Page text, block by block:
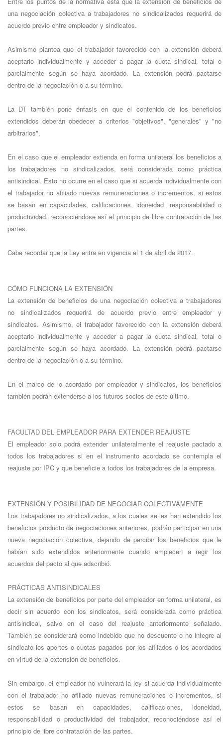
una negociación colectiva a trabajadores no sindicalizados requerirá de
acuerdo previo entre empleador y sindicatos.
Asimismo plantea que el trabajador favorecido con la extensión deberá
aceptarlo individualmente y acceder a pagar la cuota sindical, total o
parcialmente según se haya acordado. La extensión podrá pactarse
dentro de la negociación o a su término.
La DT también pone énfasis en que el contenido de los beneficios
extendidos deberán obedecer a criterios "objetivos", "generales" y "no
arbitrarios".
En el caso que el empleador extienda en forma unilateral los beneficios a
los trabajadores no sindicalizados, será considerada como práctica
antisindical. Esto no ocurre en el caso que si acuerda individualmente con
el trabajador no afiliado nuevas remuneraciones o incrementos, si estos
se basan en capacidades, calificaciones, idoneidad, responsabilidad o
productividad, reconociéndose así el principio de libre contratación de las
partes.
Cabe recordar que la Ley entra en vigencia el 1 de abril de 2017.
CÓMO FUNCIONA LA EXTENSIÓN
La extensión de beneficios de una negociación colectiva a trabajadores
no sindicalizados requerirá de acuerdo previo entre empleador y
sindicatos. Asimismo, el trabajador favorecido con la extensión deberá
aceptarlo individualmente y acceder a pagar la cuota sindical, total o
parcialmente según se haya acordado. La extensión podrá pactarse
dentro de la negociación o a su término.
En el marco de lo acordado por empleador y sindicatos, los beneficios
también podrán extenderse a los futuros socios de este último.
FACULTAD DEL EMPLEADOR PARA EXTENDER REAJUSTE
El empleador solo podrá extender unilateralmente el reajuste pactado a
todos los trabajadores si en el instrumento acordado se contempla el
reajuste por IPC y que beneficie a todos los trabajadores de la empresa.
EXTENSIÓN Y POSIBILIDAD DE NEGOCIAR COLECTIVAMENTE
Los trabajadores no sindicalizados, a los cuales se les han extendido los
beneficios producto de negociaciones anteriores, podrán participar en una
nueva negociación colectiva, dejando de percibir los beneficios que le
habían sido extendidos anteriormente cuando empiecen a regir los
acuerdos del pacto al que adscribió.
PRÁCTICAS ANTISINDICALES
La extensión de beneficios por parte del empleador en forma unilateral, es
decir sin acuerdo con los sindicatos, será considerada como práctica
antisindical, salvo en el caso del reajuste anteriormente señalado.
También se considerará como indebido que no descuente o no integre al
sindicato los aportes o cuotas pagados por los afiliados o los acordados
en virtud de la extensión de beneficios.
Sin embargo, el empleador no vulnerará la ley si acuerda individualmente
con el trabajador no afiliado nuevas remuneraciones o incrementos, si
estos se basan en capacidades, calificaciones, idoneidad,
responsabilidad o productividad del trabajador, reconociéndose así el
principio de libre contratación de las partes.